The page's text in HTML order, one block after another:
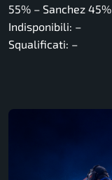
55% – Sanchez 45%
Indisponibili: –
Squalificati: –